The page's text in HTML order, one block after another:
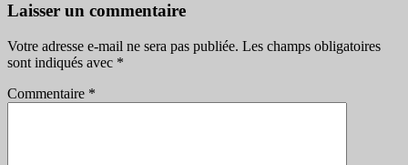
Laisser un commentaire
Votre adresse e-mail ne sera pas publiée. Les champs obligatoires
sont indiqués avec *
Commentaire *